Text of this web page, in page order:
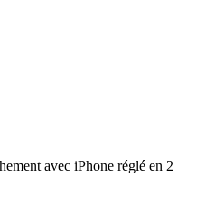
avec iPhone réglé en 2